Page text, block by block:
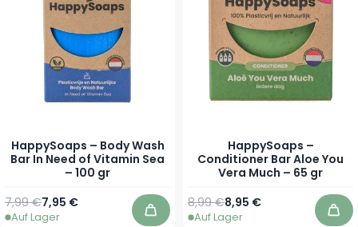
HappySoaps – Body Wash
Bar In Need of Vitamin Sea
– 100 gr
Sonderpreis
7,95 €
Regulärer Preis
7,99 €
Auf Lager In den Warenkorb
HappySoaps –
Conditioner Bar Aloe You
Vera Much – 65 gr
Sonderpreis
8,95 €
Regulärer Preis
8,99 €
Auf Lager In